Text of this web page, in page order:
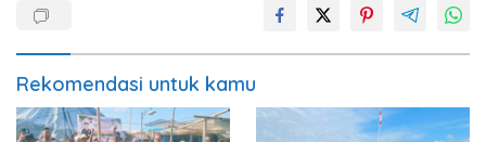
Rekomendasi untuk kamu